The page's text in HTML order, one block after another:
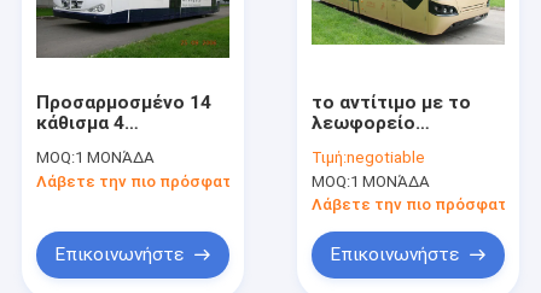
Προσαρμοσμένο 14
κάθισμα 4
2100 οχημάτων
πυκνών
πορτών αυτόματη
μετάδοση
MOQ:1 ΜΟΝΆΔΑ
Λάβετε την πιο πρόσφατη τιμή
Επικοινωνήστε
το αντίτιμο με το
λεωφορείο
Cobus3000 που το
σχέδιό μας είναι
περισσότερες
ανταγωνιστικό
Τιμή:negotiable
MOQ:1 ΜΟΝΆΔΑ
Λάβετε την πιο πρόσφατη
Επικοινωνήστε